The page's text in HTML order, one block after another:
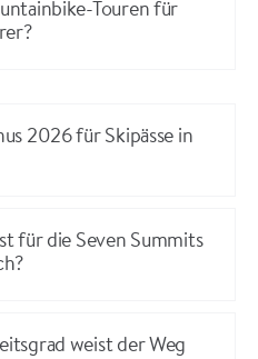
Touren für
2026 für Skipässe in
für die Seven Summits
weist der Weg